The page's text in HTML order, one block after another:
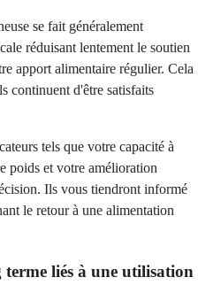
se fait généralement
réduisant lentement le soutien
apport alimentaire régulier. Cela
continuent d'être satisfaits
tels que votre capacité à
poids et votre amélioration
Ils vous tiendront informé
le retour à une alimentation
liés à une utilisation